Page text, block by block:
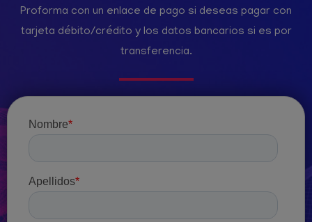
Proforma con un enlace de pago si deseas pagar con
tarjeta débito/crédito y los datos bancarios si es por
transferencia.